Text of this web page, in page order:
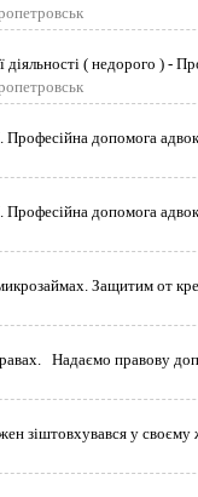
діяльності ( недорого ) -
допомога
допомога
Защитим от
Надаємо правову
зіштовхувався у своєму